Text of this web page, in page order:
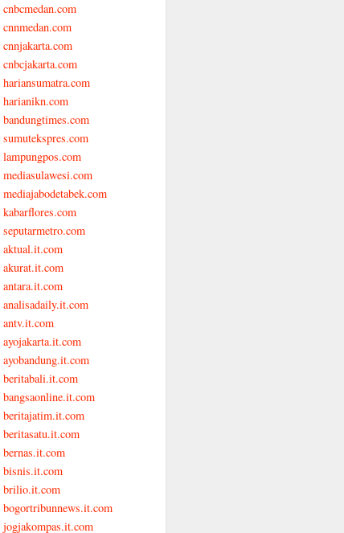
cnbcmedan.com
cnnmedan.com
cnnjakarta.com
cnbcjakarta.com
hariansumatra.com
harianikn.com
bandungtimes.com
sumutekspres.com
lampungpos.com
mediasulawesi.com
mediajabodetabek.com
kabarflores.com
seputarmetro.com
aktual.it.com
akurat.it.com
antara.it.com
analisadaily.it.com
antv.it.com
ayojakarta.it.com
ayobandung.it.com
beritabali.it.com
bangsaonline.it.com
beritajatim.it.com
beritasatu.it.com
bernas.it.com
bisnis.it.com
brilio.it.com
bogortribunnews.it.com
jogjakompas.it.com